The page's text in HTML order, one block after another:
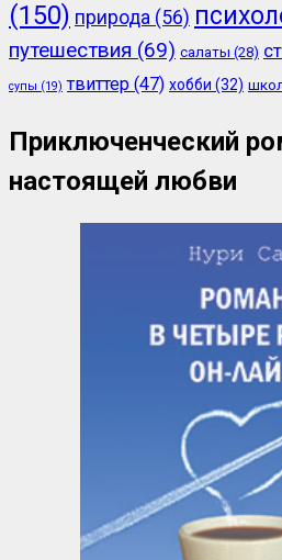
(150) природа (56)
путешествия (69) салаты (28)
супы (19) твиттер (47) хобби (32)
Приключенческий
настоящей любви